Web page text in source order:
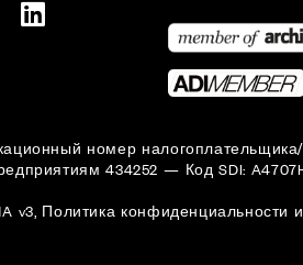
номер
434252 — Код SDI:
v3, Политика конфиденциальности и